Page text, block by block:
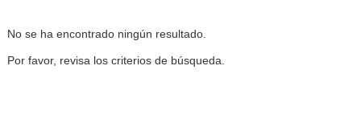
No se ha encontrado ningún resultado.
Por favor, revisa los criterios de búsqueda.